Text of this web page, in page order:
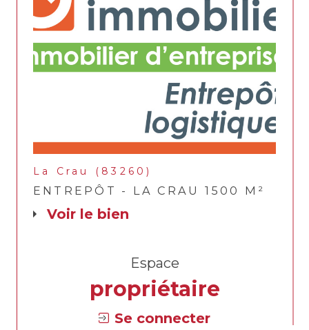
La Crau (83260)
ENTREPÔT - LA CRAU 1500 M²
voir le bien
Espace
propriétaire
Se connecter